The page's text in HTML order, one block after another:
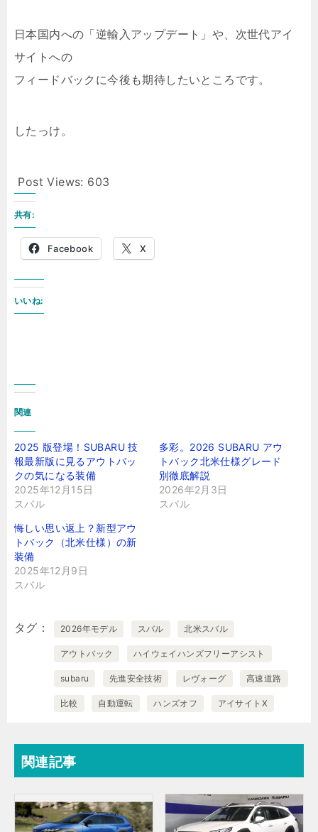
日本国内への「逆輸入アップデート」や、次世代アイ
サイトへの
フィードバックに今後も期待したいところです。
したっけ。
Post Views: 603
共有:
Facebook X
いいね:
関連
2025 版登場！SUBARU 技
報最新版に見るアウトバッ
クの気になる装備
2025年12月15日
スバル
多彩。2026 SUBARU アウ
トバック北米仕様グレード
別徹底解説
2026年2月3日
スバル
悔しい思い返上？新型アウ
トバック（北米仕様）の新
装備
2025年12月9日
スバル
タグ 2026年モデル スバル 北米スバル
アウトバック ハイウェイハンズフリーアシスト
subaru 先進安全技術 レヴォーグ 高速道路
比較 自動運転 ハンズオフ アイサイトX
関連記事